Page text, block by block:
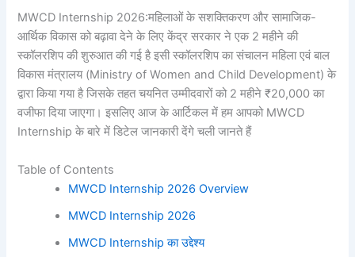
MWCD Internship 2026:महिलाओं के सशक्तिकरण और सामाजिक-
आर्थिक विकास को बढ़ावा देने के लिए केंद्र सरकार ने एक 2 महीने की
स्कॉलरशिप की शुरुआत की गई है इसी स्कॉलरशिप का संचालन महिला एवं बाल
विकास मंत्रालय (Ministry of Women and Child Development) के
द्वारा किया गया है जिसके तहत चयनित उम्मीदवारों को 2 महीने ₹20,000 का
वजीफा दिया जाएगा। इसलिए आज के आर्टिकल में हम आपको MWCD
Internship के बारे में डिटेल जानकारी देंगे चली जानते हैं
Table of Contents
MWCD Internship 2026 Overview
MWCD Internship 2026
MWCD Internship का उद्देश्य